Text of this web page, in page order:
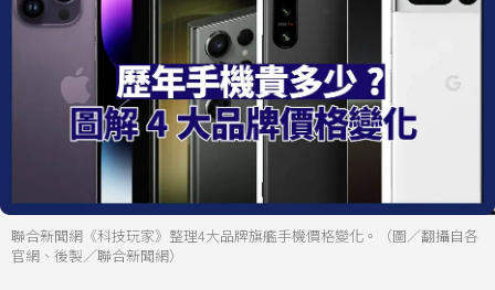
聯合新聞網《科技玩家》整理4大品牌旗艦手機價格變化。（圖／翻攝自各
官網、後製／聯合新聞網）